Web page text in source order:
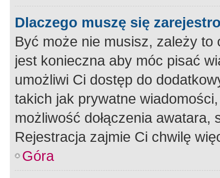
Dlaczego muszę się
Być może nie musisz, zależy
jest konieczna aby móc pisać
umożliwi Ci dostęp do
takich jak prywatne
możliwość dołączenia
Rejestracja zajmie Ci chwilę
Góra